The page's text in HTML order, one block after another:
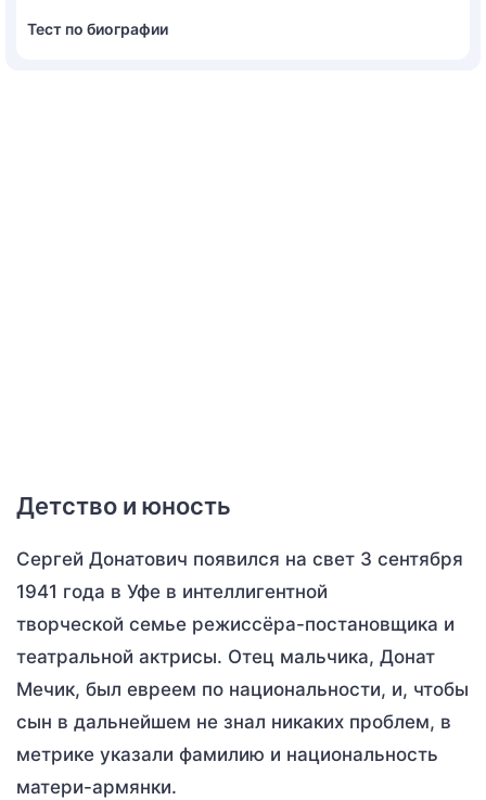
Тест по биографии
Детство и юность
Сергей Донатович появился на свет 3 сентября
1941 года в Уфе в интеллигентной
творческой семье режиссёра-постановщика и
театральной актрисы. Отец мальчика, Донат
Мечик, был евреем по национальности, и, чтобы
сын в дальнейшем не знал никаких проблем, в
метрике указали фамилию и национальность
матери-армянки.